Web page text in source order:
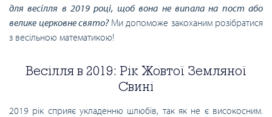
для весілля в 2019 році, щоб вона не випала на пост або
велике церковне свято? Ми допоможе закоханим розібратися
з весільною математикою!
Весілля в 2019: Рік Жовтої Земляної
Свині
2019 рік сприяє укладенню шлюбів, так як не є високосним.